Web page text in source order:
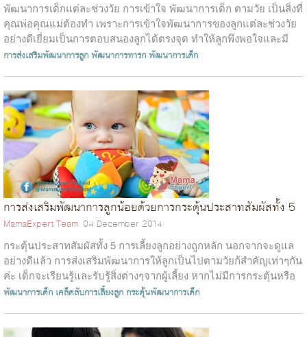
พัฒนาการเด็กแต่ละช่วงวัย การเข้าใจ พัฒนาการเด็ก ตามวัย เป็นสิ่งที่
คุณพ่อคุณแม่ต้องทำ เพราะการเข้าใจพัฒนาการของลูกแต่ละช่วงวัย
อย่างดีเยี่ยมเป็นการตอบสนองลูกได้ตรงจุด ทำให้ลูกพึงพอใจและมี
ความสุข &n...
การส่งเสริมพัฒนาการลูกพัฒนาการทารกพัฒนาการเด็ก
การส่งเสริมพัฒนาการลูกน้อยด้วยการกระตุ้นประสาทสัมผัสทั้ง 5
MamaExpert Team 04 December 2014
กระตุ้นประสาทสัมผัสทั้ง 5 การเลี้ยงลูกอย่างถูกหลัก นอกจากจะดูแล
อย่างดีแล้ว การส่งเสริมพัฒนาการให้ลูกเป็นไปตามวัยก้สำคัญเท่าๆกัน
ค่ะ เด็กจะเรียนรู้และรับรู้สิ่งต่างๆจากผู้เลี้ยง หากไม่มีการกระตุ้นหรือ
เ...
พัฒนาการเด็ก เคล็ดลับการเลี้ยงลูก กระตุ้นพัฒนาการเด็ก